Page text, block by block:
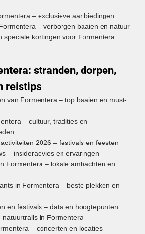
– exclusieve aanbiedingen
– verborgen baaien en natuur
speciale kortingen voor Formentera
stranden, dorpen,
reistips
van Formentera – top baaien en must-
– cultuur, tradities en
2026 – festivals en feesten
– insideradvies en ervaringen
Formentera – lokale ambachten en
in Formentera – beste plekken en
en festivals – data en hoogtepunten
natuurtrails in Formentera
– concerten en locaties